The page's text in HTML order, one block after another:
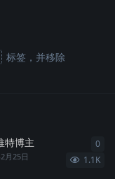
标签 ，并移除
特博主
月25日 1.1K
0